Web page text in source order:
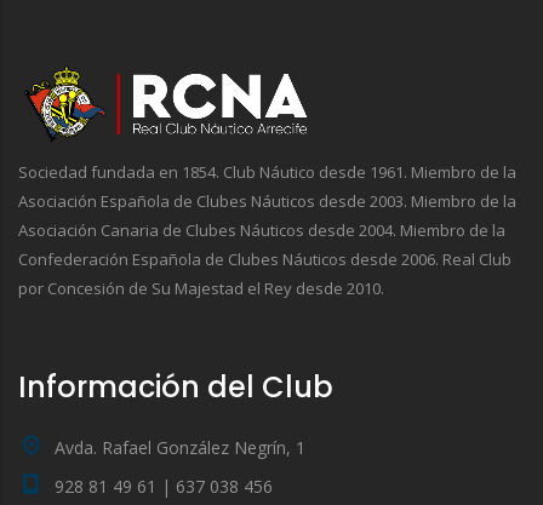
Sociedad fundada en 1854. Club Náutico desde 1961. Miembro de la
Asociación Española de Clubes Náuticos desde 2003. Miembro de la
Asociación Canaria de Clubes Náuticos desde 2004. Miembro de la
Confederación Española de Clubes Náuticos desde 2006. Real Club
por Concesión de Su Majestad el Rey desde 2010.
Información del Club
Avda. Rafael González Negrín, 1
928 81 49 61 | 637 038 456